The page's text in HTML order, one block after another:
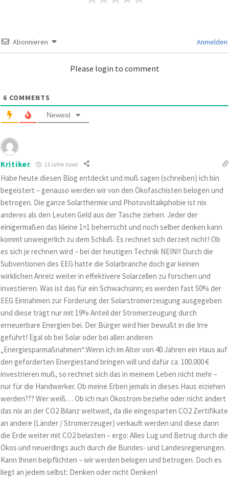
Abonnieren Anmelden
Please login to comment
6 COMMENTS
Newest
Kritiker 13 Jahre zuvor
Habe heute diesen Blog entdeckt und muß sagen (schreiben) ich bin
begeistert – genauso werden wir von den Ökofaschisten belogen und
betrogen. Die ganze Solarthermie und Photovoltaikphobie ist nix
anderes als den Leuten Geld aus der Tasche ziehen. Jeder der
einigermaßen das kleine 1×1 beherrscht und noch selber denken kann
kommt unweigerlich zu dem Schluß: Es rechnet sich derzeit nicht! Ob
es sich je rechnen wird – bei der heutigen Technik NEIN!! Durch die
Subventionen des EEG hatte die Solarbranche doch gar keinen
wirklichen Anreiz weiter in effektivere Solarzellen zu forschen und
investieren. Was ist das für ein Schwachsinn; es werden fast 50% der
EEG Einnahmen zur Förderung der Solarstromerzeugung ausgegeben
und diese trägt nur mit 19% Anteil der Stromerzeugung durch
erneuerbare Energien bei. Der Bürger wird hier bewußt in die Irre
geführt! Egal ob bei Solar oder bei allen anderen
„Energiesparmaßnahmen“:Wenn ich im Alter von 40 Jahren ein Haus auf
den geforderten Energiestand bringen will und dafür ca. 100.000 €
investrieren muß, so rechnet sich das in meinem Leben nicht mehr –
nur für die Handwerker. Ob meine Erben jemals in dieses Haus eiziehen
werden??? Wer weiß… Ob ich nun Ökostrom beziehe oder nicht ändert
das nix an der CO2 Bilanz weltweit, da die eingesparten CO2 Zertifikate
an andere (Länder / Stromerzeuger) verkauft werden und diese dann
die Erde weiter mit CO2 belasten – ergo: Alles Lug und Betrug durch die
Ökos und neuerdings auch durch die Bundes- und Landesregierungen.
Kann Ihnen beipflichten – wir werden belogen und betrogen. Doch es
liegt an jedem selbst: Denken oder nicht Denken!